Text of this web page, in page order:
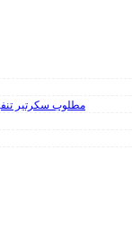
مطلوب سكرتير